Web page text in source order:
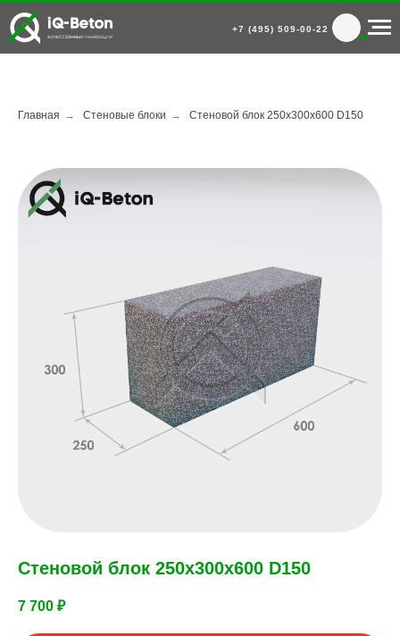
+7 (495) 509-00-22
Главная → Стеновые блоки → Стеновой блок 250x300x600 D150
Стеновой блок 250x300x600 D150
7 700 ₽